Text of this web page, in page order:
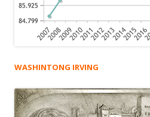
WASHINTONG IRVING